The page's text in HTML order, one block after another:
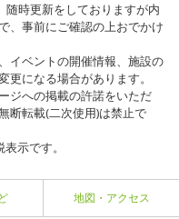
時更新をしておりますが内
、事前にご確認の上おでかけ
イベントの開催情報、施設の
になる場合があります。
ジへの掲載の許諾をいただ
断転載(二次使用)は禁止で
示です。
地図・アクセス